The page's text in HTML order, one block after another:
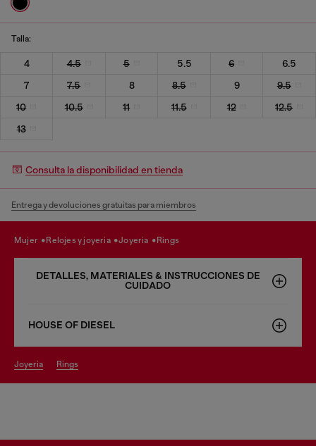
Talla:
4 4.5 5 5.5 6
6.5
7
7.5 8 8.5 9
9.5
10
10.5 11 11.5 12
12.5
13
Consulta la disponibilidad en tienda
Entrega y devoluciones gratuitas para miembros
mujer relojes y joyeria joyeria rings
DETALLES, MATERIALES & INSTRUCCIONES DE
CUIDADO
HOUSE OF DIESEL
joyeria rings